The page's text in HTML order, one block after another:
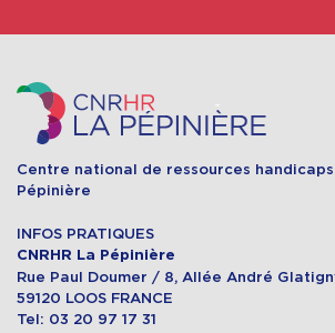
Centre national de ressources
Pépinière
INFOS PRATIQUES
CNRHR La Pépinière
Rue Paul Doumer / 8, Allée André
59120 LOOS FRANCE
Tel: 03 20 97 17 31